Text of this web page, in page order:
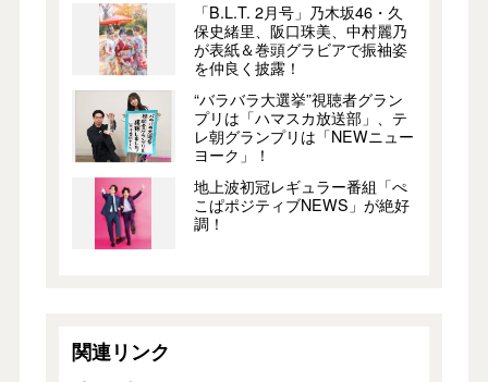
「B.L.T. 2月号」乃木坂46・久
保史緒里、阪口珠美、中村麗乃
が表紙＆巻頭グラビアで振袖姿
を仲良く披露！
“バラバラ大選挙”視聴者グラン
プリは「ハマスカ放送部」、テ
レ朝グランプリは「NEWニュー
ヨーク」！
地上波初冠レギュラー番組「ぺ
こぱポジティブNEWS」が絶好
調！
関連リンク